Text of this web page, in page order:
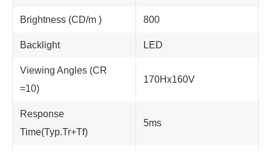
Brightness (CD/m ) 800
Backlight LED
Viewing Angles (CR
=10)
170Hx160V
Response
Time(Typ.Tr+Tf)
5ms